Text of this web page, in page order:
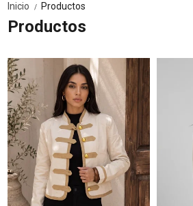
Inicio / Productos
Productos